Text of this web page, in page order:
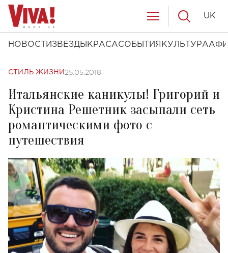
НОВОСТИ ЗВЕЗДЫ КРАСАСОБЫТИЯ КУЛЬТУРА
UK
СТИЛЬ ЖИЗНИ 25.05.2018
Итальянские каникулы! Григорий и
Кристина Решетник засыпали сеть
романтическими фото с
путешествия